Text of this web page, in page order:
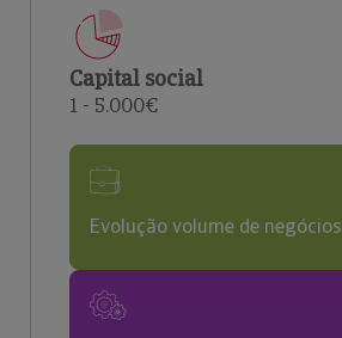
Capital social
1 - 5.000€
Evolução volume de negócios